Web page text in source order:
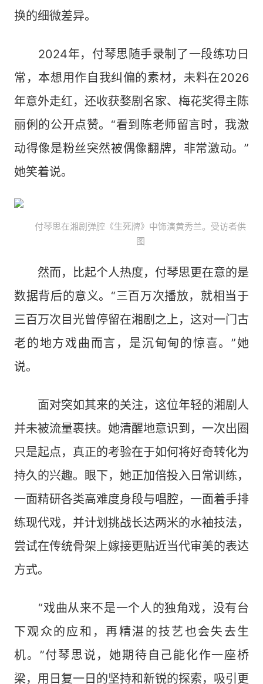
换的细微差异。
2024年，付琴思随手录制了一段练功日
常，本想用作自我纠偏的素材，未料在2026
年意外走红，还收获婺剧名家、梅花奖得主陈
丽俐的公开点赞。“看到陈老师留言时，我激
动得像是粉丝突然被偶像翻牌，非常激动。”
她笑着说。
付琴思在湘剧弹腔《生死牌》中饰演黄秀兰。受访者供
图
然而，比起个人热度，付琴思更在意的是
数据背后的意义。“三百万次播放，就相当于
三百万次目光曾停留在湘剧之上，这对一门古
老的地方戏曲而言，是沉甸甸的惊喜。”她
说。
面对突如其来的关注，这位年轻的湘剧人
并未被流量裹挟。她清醒地意识到，一次出圈
只是起点，真正的考验在于如何将好奇转化为
持久的兴趣。眼下，她正加倍投入日常训练，
一面精研各类高难度身段与唱腔，一面着手排
练现代戏，并计划挑战长达两米的水袖技法，
尝试在传统骨架上嫁接更贴近当代审美的表达
方式。
“戏曲从来不是一个人的独角戏，没有台
下观众的应和，再精湛的技艺也会失去生
机。”付琴思说，她期待自己能化作一座桥
梁，用日复一日的坚持和新锐的探索，吸引更